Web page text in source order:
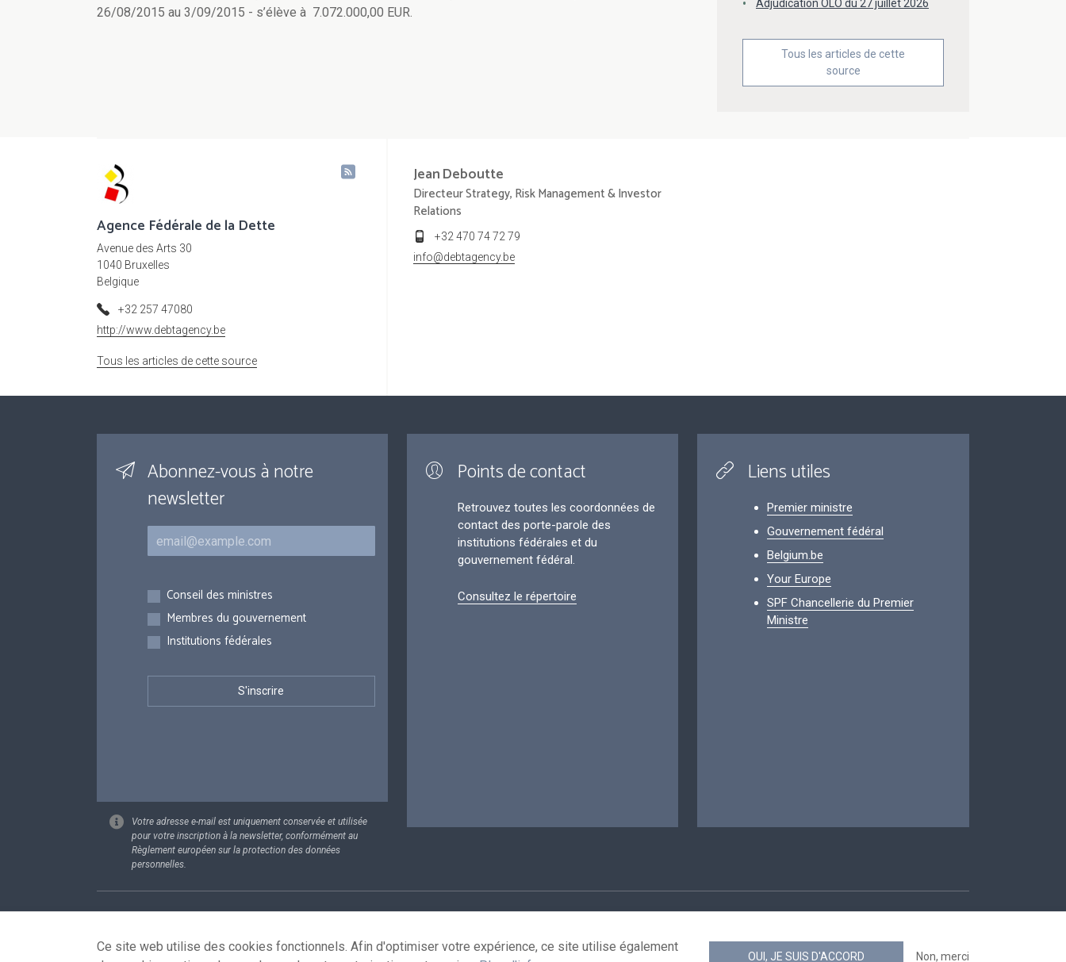
26/08/2015 au 3/09/2015 - s’élève à 7.072.000,00 EUR.
Adjudication OLO du 27 juillet 2026
Tous les articles de cette
source
Agence Fédérale de la Dette
Avenue des Arts 30
1040 Bruxelles
Belgique
+32 257 47080
http://www.debtagency.be
Tous les articles de cette source
JeanDeboutte
Directeur Strategy, Risk Management & Investor
Relations
+32 470 74 72 79
info@debtagency.be
Abonnez-vous à notre
newsletter
Courriel
Inscriptions
Conseil des ministres
Membres du gouvernement
Institutions fédérales
Votre adresse e-mail est uniquement conservée et utilisée
pour votre inscription à la newsletter, conformément au
Règlement européen sur la protection des données
personnelles.
Points de contact
Retrouvez toutes les coordonnées de
contact des porte-parole des
institutions fédérales et du
gouvernement fédéral.
Consultez le répertoire
Liens utiles
Premier ministre
Gouvernement fédéral
Belgium.be
Your Europe
SPF Chancellerie du Premier
Ministre
Footer
Ce site web utilise des cookies fonctionnels. Afin d'optimiser votre expérience, ce site utilise également
OUI, JE SUIS D'ACCORD Non, merci